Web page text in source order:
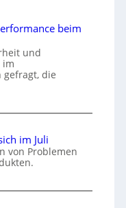
beim
und
im
gefragt, die
im Juli
von Problemen